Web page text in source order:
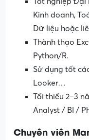
Kinh doanh,
Dữ liệu hoặc
Thành thạo
Python/R.
Sử dụng tốt
Looker…
Tối thiểu 2–3
Analyst / BI /
Chuyên viên